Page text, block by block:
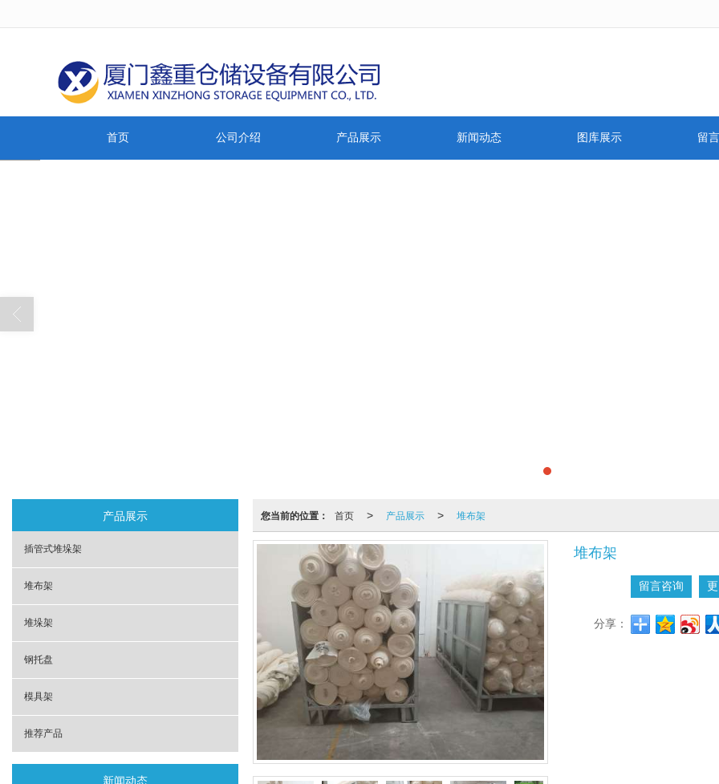
首页 公司介绍 产品展示 新闻动态 图库展示 留
您当前的位置： 首页 > 产品展示 > 堆布架
堆布架
留言咨询
分享：
产品展示
插管式堆垛架
堆布架
堆垛架
钢托盘
模具架
推荐产品
新闻动态